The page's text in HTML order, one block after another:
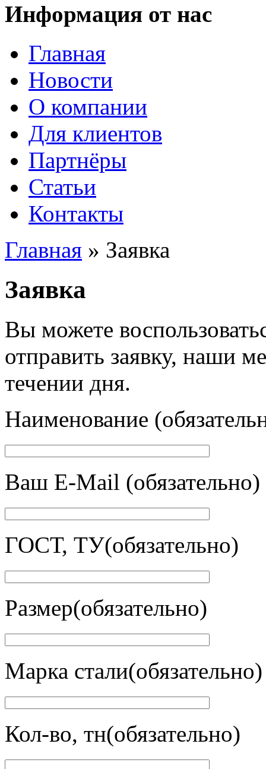
Информация от нас
Главная
Новости
О компании
Для клиентов
Партнёры
Статьи
Контакты
Главная » Заявка
Заявка
Вы можете
отправить заявку, наши
течении дня.
Наименование
Ваш E-Mail (обязательно)
ГОСТ, ТУ(обязательно)
Размер(обязательно)
Марка стали(обязательно)
Кол-во, тн(обязательно)